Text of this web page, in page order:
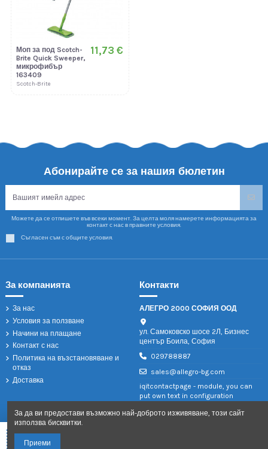
Моп за под Scotch-
Brite Quick Sweeper,
микрофибър
163409
Scotch-Brite
11,73 €
Абонирайте се за нашия бюлетин
Можете да се отпишете във всеки момент. За целта моля намерете информацията за
контакт с нас в правните условия.
Съгласен съм с общите условия.
За компанията
За нас
Условия за ползване
Начини на плащане
Контакт с нас
Политика на възстановяване и
отказ
Доставка
Контакти
АЛЕГРО 2000 СОФИЯ ООД
ул. Самоковско шосе 2Л, Бизнес
център Боила, София
029788887
sales@allegro-bg.com
iqitcontactpage - module, you can
put own text in configuration
За да ви предостави възможно най-доброто изживяване, този сайт
използва бисквитки.
Приеми